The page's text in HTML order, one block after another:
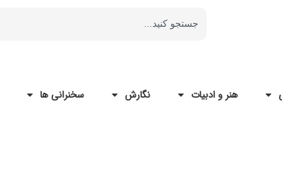
هنر و ادبیات نگارش سخنرانی ها